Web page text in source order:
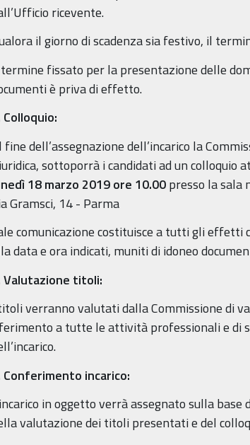
ricevente.
il giorno di scadenza sia festivo, il
fissato per la presentazione delle
è priva di effetto.
Colloquio:
fine dell’assegnazione dell’incarico la
sottoporrà i candidati ad un
18 marzo 2019 ore 10.00presso la sala
Gramsci, 14 - Parma
comunicazione costituisce a tutti gli effetti
data e ora indicati, muniti di idoneo
Valutazione titoli:
verranno valutati dalla Commissione di
a tutte le attività professionali e di
Conferimento incarico:
in oggetto verrà assegnato sulla
valutazione dei titoli presentati e del